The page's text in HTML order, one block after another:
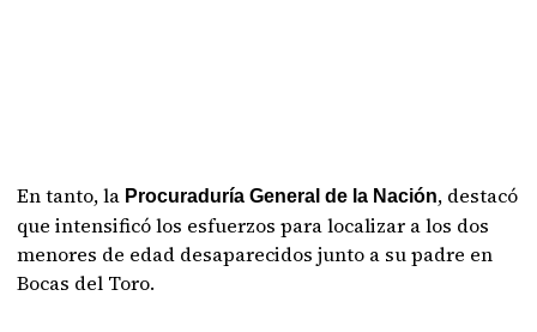
En tanto, la Procuraduría General de la Nación, destacó
que intensificó los esfuerzos para localizar a los dos
menores de edad desaparecidos junto a su padre en
Bocas del Toro.